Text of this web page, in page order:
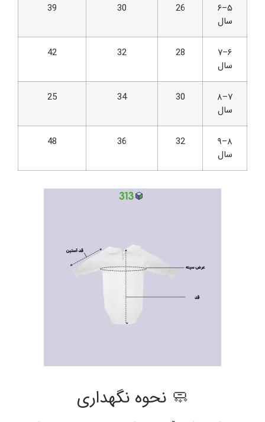
۵–۶
سال
26
30
39
۶–۷
سال
28
32
42
۷–۸
سال
30
34
25
۸–۹
سال
32
36
48
🧼 نحوه نگهداری